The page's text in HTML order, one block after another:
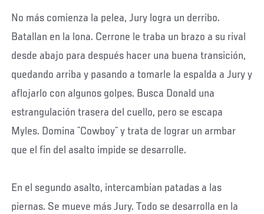
No más comienza la pelea, Jury logra un derribo.
Batallan en la lona. Cerrone le traba un brazo a su rival
desde abajo para después hacer una buena transición,
quedando arriba y pasando a tomarle la espalda a Jury y
aflojarlo con algunos golpes. Busca Donald una
estrangulación trasera del cuello, pero se escapa
Myles. Domina ¨Cowboy¨ y trata de lograr un armbar
que el fin del asalto impide se desarrolle.
En el segundo asalto, intercambian patadas a las
piernas. Se mueve más Jury. Todo se desarrolla en la